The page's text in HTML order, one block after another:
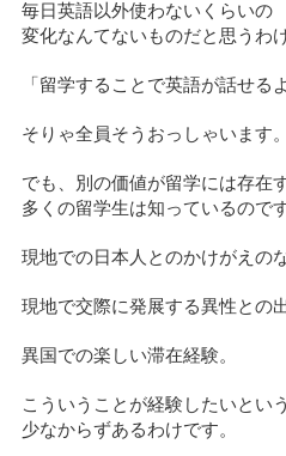
毎日英語以外使わないくらいの
変化なんてないものだと思うわ
「留学することで英語が話せる
そりゃ全員そうおっしゃいます。
でも、別の価値が留学には存在
多くの留学生は知っているので
現地での日本人とのかけがえの
現地で交際に発展する異性との
異国での楽しい滞在経験。
こういうことが経験したいとい
少なからずあるわけです。